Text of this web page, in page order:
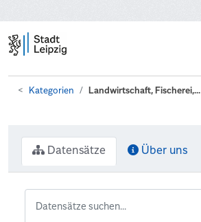
Kategorien Landwirtschaft, Fischerei,...
Datensätze Über uns